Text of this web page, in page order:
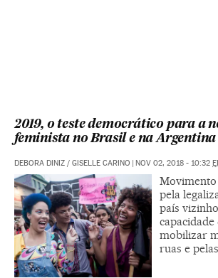
2019, o teste democrático para a
feminista no Brasil e na Argentina
DEBORA DINIZ / GISELLE CARINO NOV 02, 2018 - 10:32
Movimento
pela
país
mobilizar
ruas e